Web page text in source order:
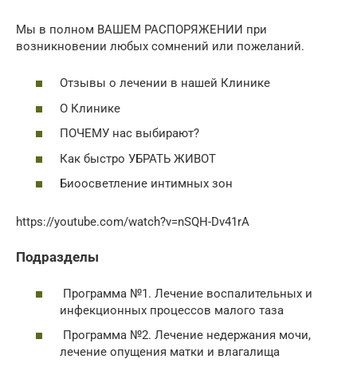
Мы в полном ВАШЕМ РАСПОРЯЖЕНИИ при
возникновении любых сомнений или пожеланий.
Отзывы о лечении в нашей Клинике
О Клинике
ПОЧЕМУ нас выбирают?
Как быстро УБРАТЬ ЖИВОТ
Биоосветление интимных зон
https://youtube.com/watch?v=nSQH-Dv41rA
Подразделы
Программа №1. Лечение воспалительных и
инфекционных процессов малого таза
Программа №2. Лечение недержания мочи,
лечение опущения матки и влагалища